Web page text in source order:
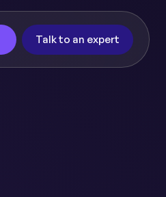
Talk to an expert